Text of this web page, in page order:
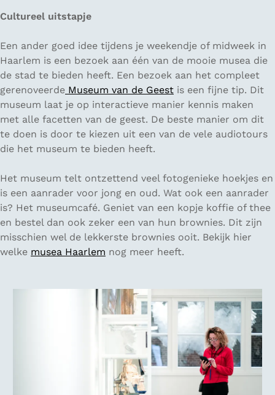
Cultureel uitstapje
Een ander goed idee tijdens je weekendje of midweek in
Haarlem is een bezoek aan één van de mooie musea die
de stad te bieden heeft. Een bezoek aan het compleet
gerenoveerde Museum van de Geest is een fijne tip. Dit
museum laat je op interactieve manier kennis maken
met alle facetten van de geest. De beste manier om dit
te doen is door te kiezen uit een van de vele audiotours
die het museum te bieden heeft.
Het museum telt ontzettend veel fotogenieke hoekjes en
is een aanrader voor jong en oud. Wat ook een aanrader
is? Het museumcafé. Geniet van een kopje koffie of thee
en bestel dan ook zeker een van hun brownies. Dit zijn
misschien wel de lekkerste brownies ooit. Bekijk hier
welke musea Haarlem nog meer heeft.